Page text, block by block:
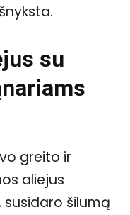
su
greito ir
aliejus
susidaro šilumą